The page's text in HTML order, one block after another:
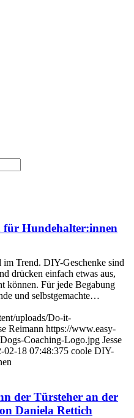
für Hundehalter:innen
im Trend. DIY-Geschenke sind
drücken einfach etwas aus,
können. Für jede Begabung
und selbstgemachte…
uploads/Do-it-
Reimann https://www.easy-
Coaching-Logo.jpg Jesse
02-18 07:48:375 coole DIY-
der Türsteher an der
Daniela Rettich